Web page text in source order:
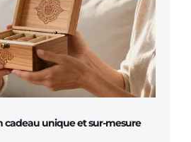
cadeau unique et sur-mesure